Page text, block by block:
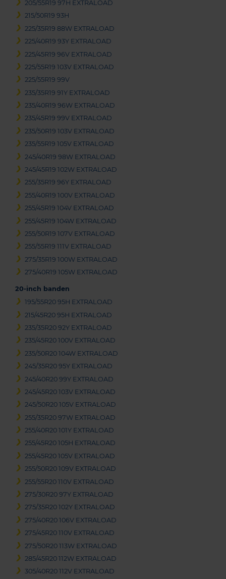
205/55R19 97H EXTRALOAD
215/50R19 93H
225/35R19 88W EXTRALOAD
225/40R19 93Y EXTRALOAD
225/45R19 96V EXTRALOAD
225/55R19 103V EXTRALOAD
225/55R19 99V
235/35R19 91Y EXTRALOAD
235/40R19 96W EXTRALOAD
235/45R19 99V EXTRALOAD
235/50R19 103V EXTRALOAD
235/55R19 105V EXTRALOAD
245/40R19 98W EXTRALOAD
245/45R19 102W EXTRALOAD
255/35R19 96Y EXTRALOAD
255/40R19 100V EXTRALOAD
255/45R19 104V EXTRALOAD
255/45R19 104W EXTRALOAD
255/50R19 107V EXTRALOAD
255/55R19 111V EXTRALOAD
275/35R19 100W EXTRALOAD
275/40R19 105W EXTRALOAD
20-inch banden
195/55R20 95H EXTRALOAD
215/45R20 95H EXTRALOAD
235/35R20 92Y EXTRALOAD
235/45R20 100V EXTRALOAD
235/50R20 104W EXTRALOAD
245/35R20 95Y EXTRALOAD
245/40R20 99Y EXTRALOAD
245/45R20 103V EXTRALOAD
245/50R20 105V EXTRALOAD
255/35R20 97W EXTRALOAD
255/40R20 101Y EXTRALOAD
255/45R20 105H EXTRALOAD
255/45R20 105V EXTRALOAD
255/50R20 109V EXTRALOAD
255/55R20 110V EXTRALOAD
275/30R20 97Y EXTRALOAD
275/35R20 102Y EXTRALOAD
275/40R20 106V EXTRALOAD
275/45R20 110V EXTRALOAD
275/50R20 113W EXTRALOAD
285/45R20 112W EXTRALOAD
305/40R20 112V EXTRALOAD